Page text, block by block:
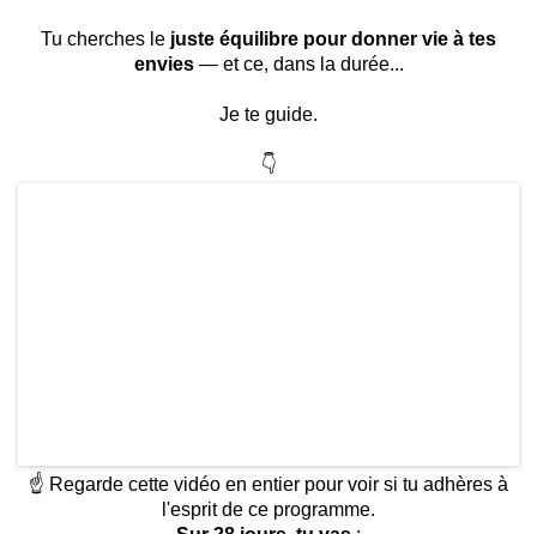
Tu cherches le juste équilibre pour donner vie à tes
envies— et ce, dans la durée...
Je te guide.
👇
☝️ Regarde cette vidéo en entier pour voir si tu adhères à
l'esprit de ce programme.